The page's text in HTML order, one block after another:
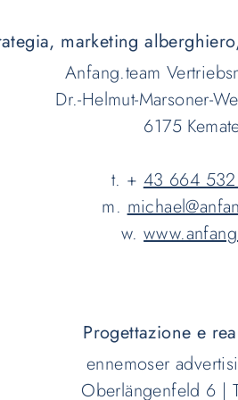
marketing
Anfang.team
Dr.-Helmut-Marsoner-
6175
t. + 43 664
m.
w.
Progettazione e
ennemoser
Oberlängenfeld 6 |